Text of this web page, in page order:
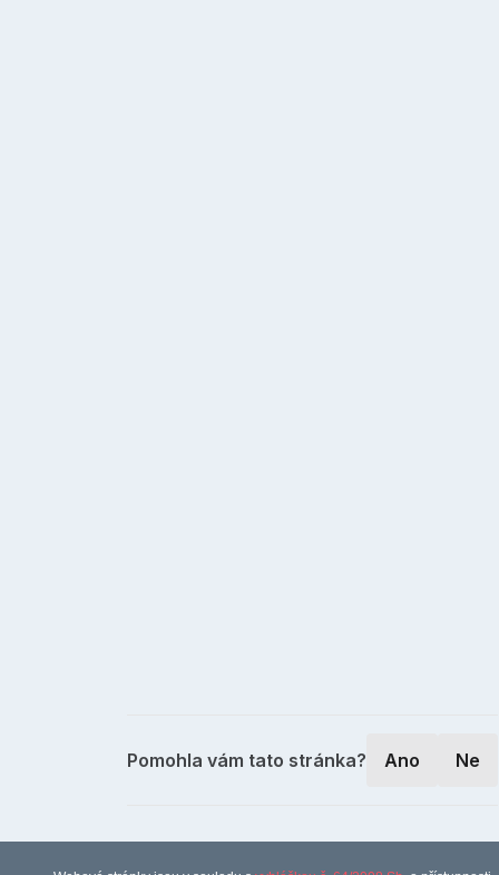
Pomohla vám tato stránka? Ano Ne